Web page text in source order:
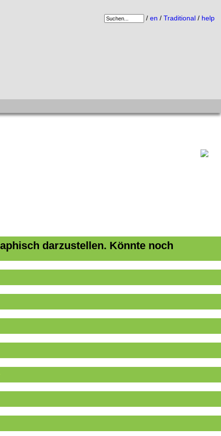
/ en / Traditional/ help